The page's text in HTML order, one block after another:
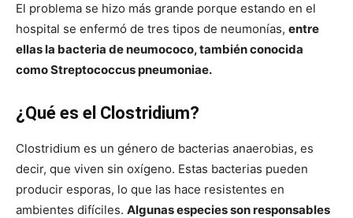
El problema se hizo más grande porque estando en el
hospital se enfermó de tres tipos de neumonías, entre
ellas la bacteria de neumococo, también conocida
como Streptococcus pneumoniae.
¿Qué es el Clostridium?
Clostridium es un género de bacterias anaerobias, es
decir, que viven sin oxígeno. Estas bacterias pueden
producir esporas, lo que las hace resistentes en
ambientes difíciles. Algunas especies son responsables